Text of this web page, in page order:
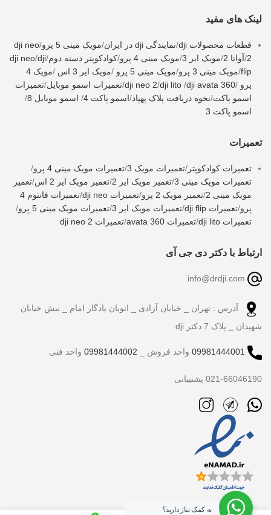
لینک های مفید
قطعات محصولات dji /نمایندگی dji در ایران /مویک مینی 5 پرو /
dji neo
2
/آواتا 2 /مویک ایر 3 /مویک مینی 4 پرو /کوادکوپتر دسته دوم/
dji neo/dji
flip
/مویک مینی 3 پرو /مویک مینی 5 پرو /مویک ایر 3 اس /
مویک 4
پرو /
dji neo 2/dji lito /dji avata 360
/تعمیرات اسمو موبایل/تعمیرات
اسمو پاکت/نحوه دریافت پلاک پهپاد/اسمو پاکت 4 / اسمو موبایل 8
/
اسمو پاکت 3
تعمیرات
تعمیرات کوادکوپتر /تعمیرات مویک 3 /تعمیرات مویک مینی 4 پرو
/
تعمیرات مویک مینی 3
/تعمیر مویک ایر 2 /تعمیر مویک ایر 2 اس /تعمیر
مویک مینی 2
/تعمیر مویک 2 پرو /تعمیرات dji neo /
تعمیرات فانتوم 4
پرو/تعمیرات dji flip /تعمیرات مویک ایر 3 /تعمیرات مویک مینی 5 پرو
/
تعمیرات dji lito
/تعمیرات avata 360 /تعمیرات dji neo 2
ارتباط با دکتر دی جی آی
آدرس : تهران _ خیابان آزادی _ اتوبان یادگار امام _ نبش خیابان
شهیدان _ پلاک 7 دکتر dji
09981444001 واحد فروش _ 09981444002 واحد فنی
021-66046190 پشتیبانی
به کمک نیاز دارید؟